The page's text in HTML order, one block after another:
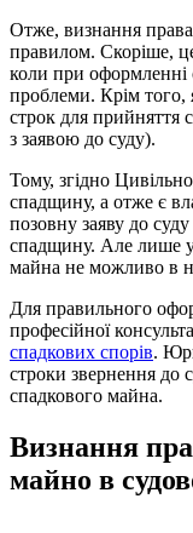
Отже, визнання права
правилом. Скоріше,
коли при
проблеми. Крім того,
строк для прийняття
з заявою до суду).
Тому, згідно
спадщину, а отже є
позовну заяву до
спадщину. Але лише
майна не можливо в
Для правильного
професійної
спадкових спорів.
строки звернення до
спадкового майна.
Визнання
майно в